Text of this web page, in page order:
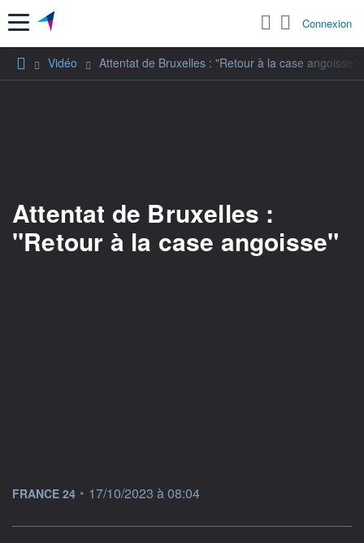
Menu Connexion
Vidéo Attentat de Bruxelles : "Retour à la case angoisse"
Attentat de Bruxelles :
"Retour à la case angoisse"
information fournie par
FRANCE 24 • 17/10/2023 à 08:04